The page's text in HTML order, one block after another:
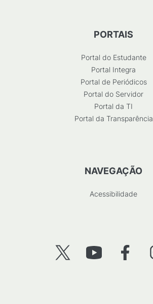
PORTAIS
Portal do Estudante
Portal Integra
Portal de Periódicos
Portal do Servidor
Portal da TI
Portal da Transparência
NAVEGAÇÃO
Acessibilidade